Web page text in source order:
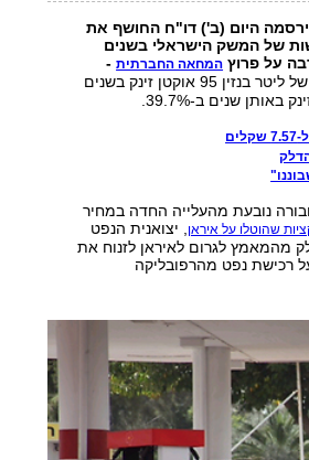
היום (ב') דו"ח החושף את
של המשק הישראלי בשנים
על פרוץ המחאה החברתית-
על פי נתוני הלמ"ס, מחירו של ליטר בנזין 95 אוקטן זינק בשנים
נובעת מהעלייה החדה במחיר
שהוטלו על איראן, יצואנית הנפט
מהמאמץ לגרום לאיראן לזנוח את
רכישת נפט מהרפובליקה